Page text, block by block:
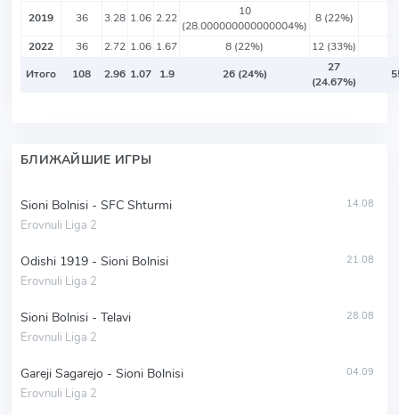
2019
36 3.28 1.06 2.22
10
(28.000000000000004%)
8 (22%)
2022
36 2.72 1.06 1.67 8 (22%) 12 (33%)
Итого
108 2.96 1.07 1.9 26 (24%)
27
(24.67%)
БЛИЖАЙШИЕ ИГРЫ
Sioni Bolnisi - SFC Shturmi
Erovnuli Liga 2
14.08
Odishi 1919 - Sioni Bolnisi
Erovnuli Liga 2
21.08
Sioni Bolnisi - Telavi
Erovnuli Liga 2
28.08
Gareji Sagarejo - Sioni Bolnisi
Erovnuli Liga 2
04.09